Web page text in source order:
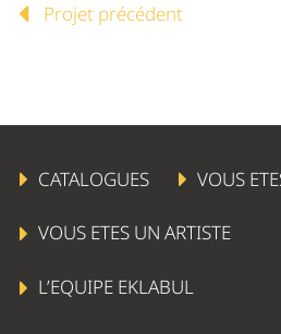
Projet précédent
CATALOGUES VOUS
VOUS ETES UN ARTISTE
L’EQUIPE EKLABUL